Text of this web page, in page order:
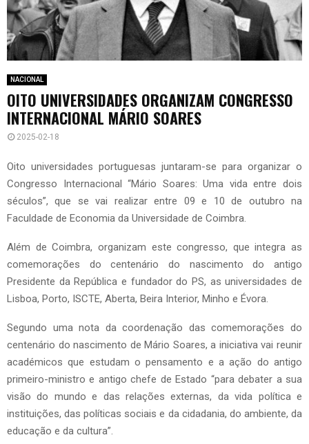
NACIONAL
OITO UNIVERSIDADES ORGANIZAM CONGRESSO
INTERNACIONAL MÁRIO SOARES
2025-02-18
Oito universidades portuguesas juntaram-se para organizar o
Congresso Internacional “Mário Soares: Uma vida entre dois
séculos”, que se vai realizar entre 09 e 10 de outubro na
Faculdade de Economia da Universidade de Coimbra.
Além de Coimbra, organizam este congresso, que integra as
comemorações do centenário do nascimento do antigo
Presidente da República e fundador do PS, as universidades de
Lisboa, Porto, ISCTE, Aberta, Beira Interior, Minho e Évora.
Segundo uma nota da coordenação das comemorações do
centenário do nascimento de Mário Soares, a iniciativa vai reunir
académicos que estudam o pensamento e a ação do antigo
primeiro-ministro e antigo chefe de Estado “para debater a sua
visão do mundo e das relações externas, da vida política e
instituições, das políticas sociais e da cidadania, do ambiente, da
educação e da cultura”.